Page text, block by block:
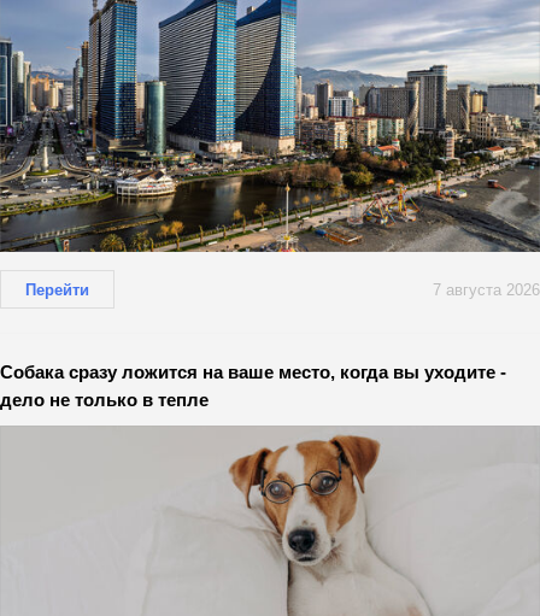
Перейти 7 августа 2026
Собака сразу ложится на ваше место, когда вы уходите -
дело не только в тепле